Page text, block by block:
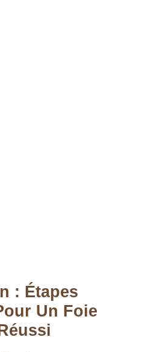
: Étapes
Un Foie